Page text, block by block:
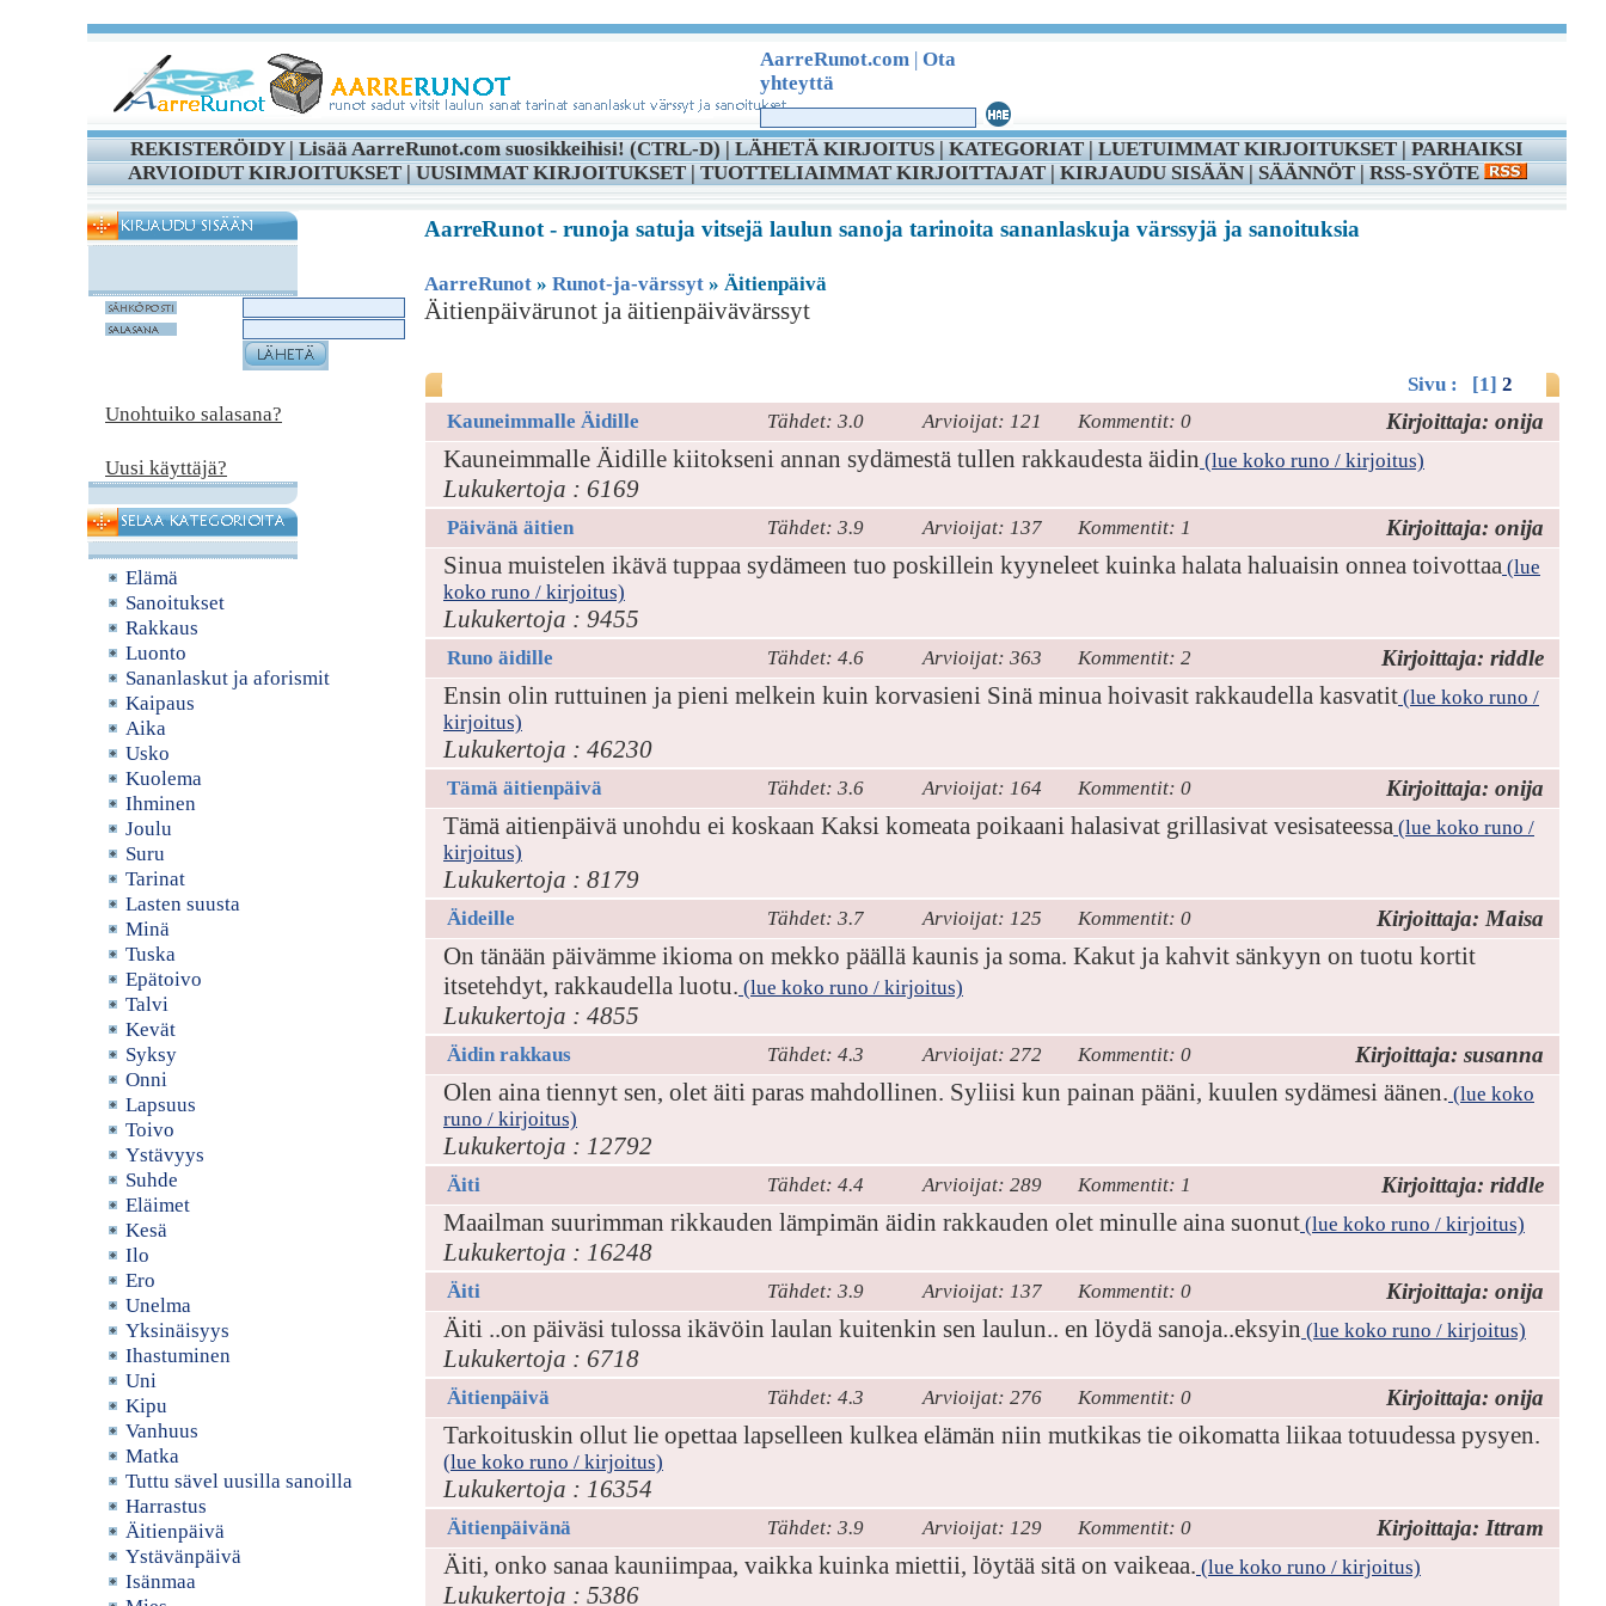
AarreRunot.com | Ota
yhteyttä
REKISTERÖIDY|Lisää AarreRunot.com suosikkeihisi! (CTRL-D) |LÄHETÄ KIRJOITUS|KATEGORIAT|LUETUIMMAT KIRJOITUKSET|PARHAIKSI
ARVIOIDUT KIRJOITUKSET|UUSIMMAT KIRJOITUKSET|TUOTTELIAIMMAT KIRJOITTAJAT|KIRJAUDU SISÄÄN|SÄÄNNÖT|RSS-SYÖTE
Unohtuiko salasana?
Uusi käyttäjä?
Elämä
Sanoitukset
Rakkaus
Luonto
Sananlaskut ja aforismit
Kaipaus
Aika
Usko
Kuolema
Ihminen
Joulu
Suru
Tarinat
Lasten suusta
Minä
Tuska
Epätoivo
Talvi
Kevät
Syksy
Onni
Lapsuus
Toivo
Ystävyys
Suhde
Eläimet
Kesä
Ilo
Ero
Unelma
Yksinäisyys
Ihastuminen
Uni
Kipu
Vanhuus
Matka
Tuttu sävel uusilla sanoilla
Harrastus
Äitienpäivä
Ystävänpäivä
Isänmaa
AarreRunot - runoja satuja vitsejä laulun sanoja tarinoita sananlaskuja värssyjä ja sanoituksia
AarreRunot » Runot-ja-värssyt » Äitienpäivä
Äitienpäivärunot ja äitienpäivävärssyt
Sivu : [1] 2
Kauneimmalle Äidille
Tähdet: 3.0 Arvioijat: 121 Kommentit: 0 Kirjoittaja: onija
Kauneimmalle Äidille kiitokseni annan sydämestä tullen rakkaudesta äidin (lue koko runo / kirjoitus)
Lukukertoja : 6169
Päivänä äitien Tähdet: 3.9 Arvioijat: 137 Kommentit: 1 Kirjoittaja: onija
Sinua muistelen ikävä tuppaa sydämeen tuo poskillein kyyneleet kuinka halata haluaisin onnea toivottaa (lue
koko runo / kirjoitus)
Lukukertoja : 9455
Runo äidille Tähdet: 4.6 Arvioijat: 363 Kommentit: 2 Kirjoittaja: riddle
Ensin olin ruttuinen ja pieni melkein kuin korvasieni Sinä minua hoivasit rakkaudella kasvatit (lue koko runo /
kirjoitus)
Lukukertoja : 46230
Tämä äitienpäivä Tähdet: 3.6 Arvioijat: 164 Kommentit: 0 Kirjoittaja: onija
Tämä aitienpäivä unohdu ei koskaan Kaksi komeata poikaani halasivat grillasivat vesisateessa (lue koko runo /
kirjoitus)
Lukukertoja : 8179
Äideille Tähdet: 3.7 Arvioijat: 125 Kommentit: 0 Kirjoittaja: Maisa
On tänään päivämme ikioma on mekko päällä kaunis ja soma. Kakut ja kahvit sänkyyn on tuotu kortit
itsetehdyt, rakkaudella luotu. (lue koko runo / kirjoitus)
Lukukertoja : 4855
Äidin rakkaus Tähdet: 4.3 Arvioijat: 272 Kommentit: 0 Kirjoittaja: susanna
Olen aina tiennyt sen, olet äiti paras mahdollinen. Syliisi kun painan pääni, kuulen sydämesi äänen. (lue koko
runo / kirjoitus)
Lukukertoja : 12792
Äiti Tähdet: 4.4 Arvioijat: 289 Kommentit: 1 Kirjoittaja: riddle
Maailman suurimman rikkauden lämpimän äidin rakkauden olet minulle aina suonut (lue koko runo / kirjoitus)
Lukukertoja : 16248
Äiti Tähdet: 3.9 Arvioijat: 137 Kommentit: 0 Kirjoittaja: onija
Äiti ..on päiväsi tulossa ikävöin laulan kuitenkin sen laulun.. en löydä sanoja..eksyin (lue koko runo / kirjoitus)
Lukukertoja : 6718
Äitienpäivä Tähdet: 4.3 Arvioijat: 276 Kommentit: 0 Kirjoittaja: onija
Tarkoituskin ollut lie opettaa lapselleen kulkea elämän niin mutkikas tie oikomatta liikaa totuudessa pysyen.
(lue koko runo / kirjoitus)
Lukukertoja : 16354
Äitienpäivänä Tähdet: 3.9 Arvioijat: 129 Kommentit: 0 Kirjoittaja: Ittram
Äiti, onko sanaa kauniimpaa, vaikka kuinka miettii, löytää sitä on vaikeaa. (lue koko runo / kirjoitus)
Lukukertoja : 5386